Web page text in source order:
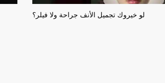
لو خيروك تجميل الأنف جراحة ولا فيلر؟